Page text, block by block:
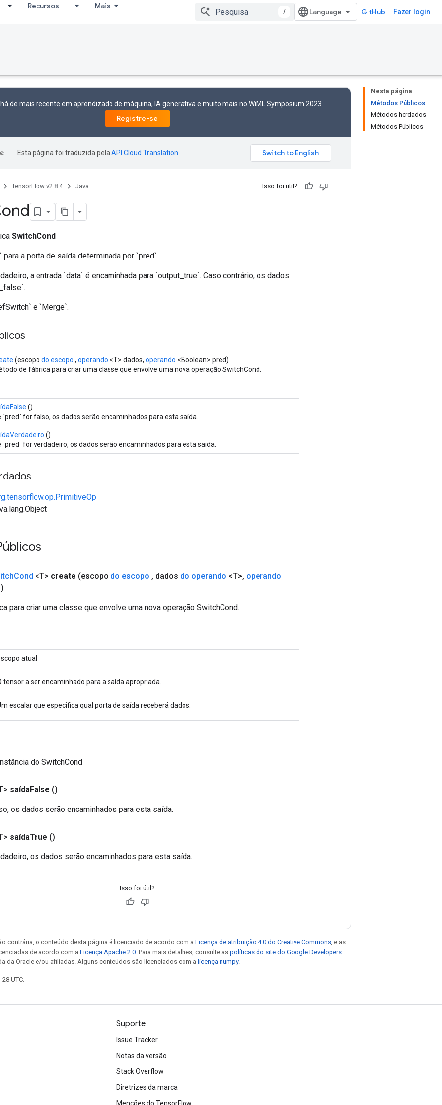
Recursos Mais
/ GitHub Fazer login
Nesta página
Métodos Públicos
Métodos herdados
Métodos Públicos
de mais recente em aprendizado de máquina, IA generativa e muito mais no WiML Symposium 2023
Registre-se
Esta página foi traduzida pela API Cloud Translation
TensorFlow v2.8.4 Java Isso foi útil?
SwitchCond
para a porta de saída determinada por `pred`.
a entrada `data` é encaminhada para `output_true`. Caso contrário, os dados
e `Merge`.
(escopo do escopo , operando <T> dados, operando <Boolean> pred)
de fábrica para criar uma classe que envolve uma nova operação SwitchCond.
()
`pred` for falso, os dados serão encaminhados para esta saída.
()
`pred` for verdadeiro, os dados serão encaminhados para esta saída.
Cond <T> create (escopo do escopo , dados do operando <T>, operando
para criar uma classe que envolve uma nova operação SwitchCond.
atual
tensor a ser encaminhado para a saída apropriada.
escalar que especifica qual porta de saída receberá dados.
do SwitchCond
saídaFalse ()
os dados serão encaminhados para esta saída.
saídaTrue ()
os dados serão encaminhados para esta saída.
Isso foi útil?
contrária, o conteúdo desta página é licenciado de acordo com a Licença de atribuição 4.0 do Creative Commons , e as
de acordo com a Licença Apache 2.0 . Para mais detalhes, consulte as políticas do site do Google Developers
da Oracle e/ou afiliadas. Alguns conteúdos são licenciados com a licença numpy.
UTC.
Suporte
Issue Tracker
Notas da versão
Stack Overflow
Diretrizes da marca
Menções do TensorFlow